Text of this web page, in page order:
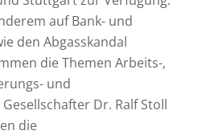
auf Bank- und
den Abgasskandal
die Themen Arbeits-,
und
Dr. Ralf Stoll
die